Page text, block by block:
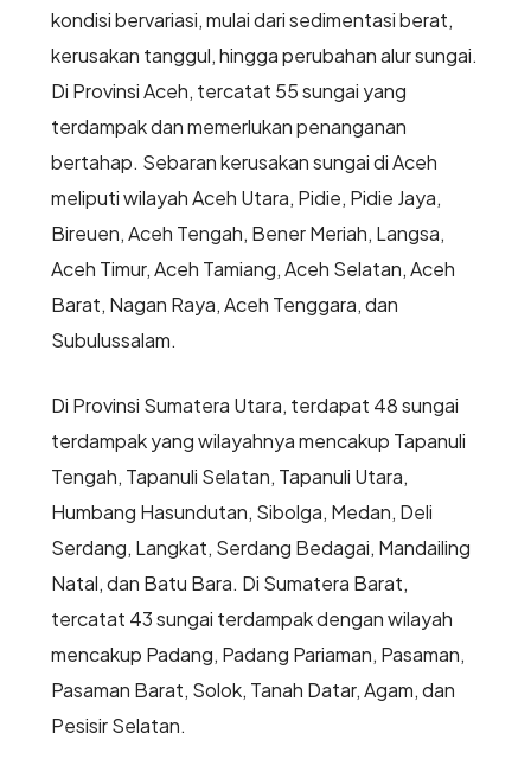
kondisi bervariasi, mulai dari sedimentasi berat,
kerusakan tanggul, hingga perubahan alur sungai.
Di Provinsi Aceh, tercatat 55 sungai yang
terdampak dan memerlukan penanganan
bertahap. Sebaran kerusakan sungai di Aceh
meliputi wilayah Aceh Utara, Pidie, Pidie Jaya,
Bireuen, Aceh Tengah, Bener Meriah, Langsa,
Aceh Timur, Aceh Tamiang, Aceh Selatan, Aceh
Barat, Nagan Raya, Aceh Tenggara, dan
Subulussalam.
Di Provinsi Sumatera Utara, terdapat 48 sungai
terdampak yang wilayahnya mencakup Tapanuli
Tengah, Tapanuli Selatan, Tapanuli Utara,
Humbang Hasundutan, Sibolga, Medan, Deli
Serdang, Langkat, Serdang Bedagai, Mandailing
Natal, dan Batu Bara. Di Sumatera Barat,
tercatat 43 sungai terdampak dengan wilayah
mencakup Padang, Padang Pariaman, Pasaman,
Pasaman Barat, Solok, Tanah Datar, Agam, dan
Pesisir Selatan.